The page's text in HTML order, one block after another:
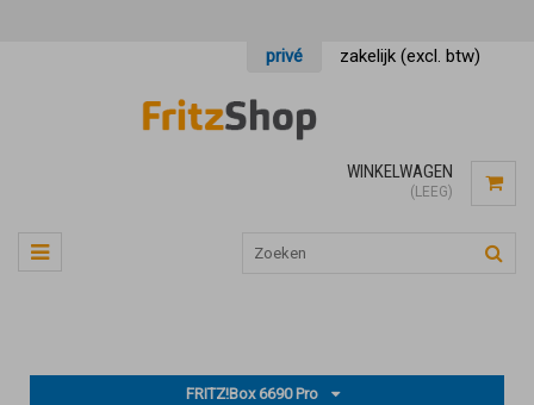
privé zakelijk (excl. btw)
WINKELWAGEN
(LEEG)
FRITZ!Box 6690 Pro